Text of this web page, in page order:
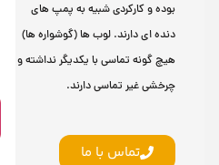
بوده و کارکردی شبیه به پمپ های
دنده ای دارند. لوب ها (گوشواره ها)
هیچ گونه تماسی با یکدیگر نداشته و
چرخشی غیر تماسی دارند.
تماس با ما